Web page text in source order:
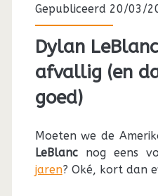
Gepubliceerd 20/03/
Dylan
afvallig (en
goed)
Moeten we de
LeBlancnog eens
jaren? Oké, kort dan